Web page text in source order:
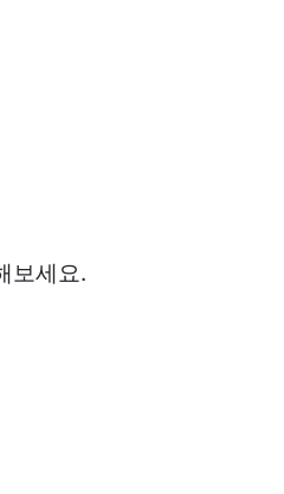
보세요.